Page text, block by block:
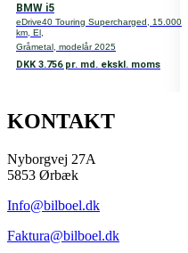
Ventiler
12
42
0-100 km/t.
6,5
BMW i5
eDrive40 Touring Supercharged, 15.000
km, El,
Gråmetal, modelår 2025
DKK 3.756 pr. md. ekskl. moms
KONTAKT
Nyborgvej 27A
5853 Ørbæk
Info@bilboel.dk
Faktura@bilboel.dk